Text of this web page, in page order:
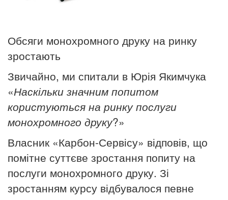
Обсяги монохромного друку на ринку
зростають
Звичайно, ми спитали в Юрія Якимчука
«Наскільки значним попитом
користуються на ринку послуги
монохромного друку?»
Власник «Карбон-Сервісу» відповів, що
помітне суттєве зростання попиту на
послуги монохромного друку. Зі
зростанням курсу відбувалося певне